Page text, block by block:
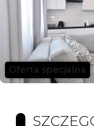
Oferta specjalna